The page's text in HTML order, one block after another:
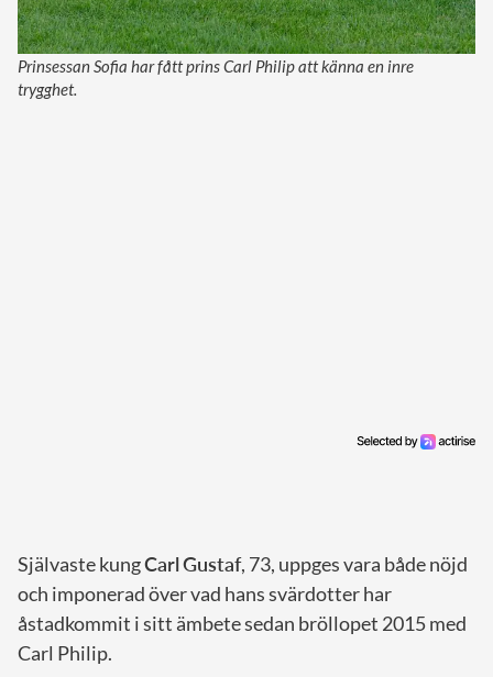
Prinsessan Sofia har fått prins Carl Philip att känna en inre
trygghet.
Självaste kungCarlGustaf, 73, uppges vara både nöjd
och imponerad över vad hans svärdotter har
åstadkommit i sitt ämbete sedan bröllopet 2015 med
Carl Philip.